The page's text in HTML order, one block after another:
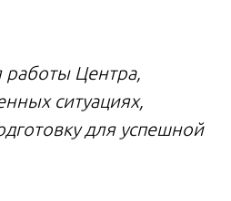
работы Центра,
ситуациях,
для успешной